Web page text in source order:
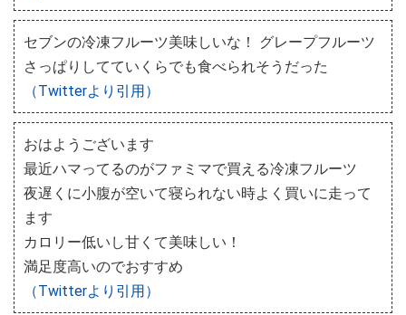
セブンの冷凍フルーツ美味しいな！ グレープフルーツ
さっぱりしてていくらでも食べられそうだった
（Twitterより引用）
おはようございます
最近ハマってるのがファミマで買える冷凍フルーツ
夜遅くに小腹が空いて寝られない時よく買いに走って
ます
カロリー低いし甘くて美味しい！
満足度高いのでおすすめ
（Twitterより引用）